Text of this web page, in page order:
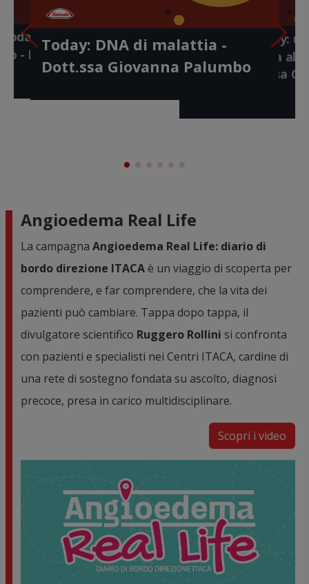
Video
identikit di
Serena
vita -Video
anche le
- Dott. Antonio
Video
Today: DNA di malattia -
Dott.ssa Giovanna Palumbo
Gaushare Today:
diagnosi giusta al
giusto - Dott.ssa
Gaushare
a questi
Angioedema Real Life
La campagna Angioedema Real Life: diario di
bordo direzione ITACAè un viaggio di scoperta per
comprendere, e far comprendere, che la vita dei
pazienti può cambiare. Tappa dopo tappa, il
divulgatore scientifico Ruggero Rollini si confronta
con pazienti e specialisti nei Centri ITACA, cardine di
una rete di sostegno fondata su ascolto, diagnosi
precoce, presa in carico multidisciplinare.
Scopri i video